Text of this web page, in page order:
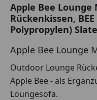
Apple Bee Lounge
Rückenkissen, BEE
Polypropylen)
Apple Bee Lounge
Outdoor Lounge
Apple Bee - als
Loungesofa.